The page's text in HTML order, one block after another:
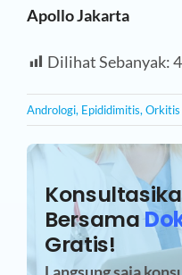
Apollo Jakarta
Dilihat Sebanyak:
Andrologi, Epididimitis, Orkitis
Bersama
Gratis!